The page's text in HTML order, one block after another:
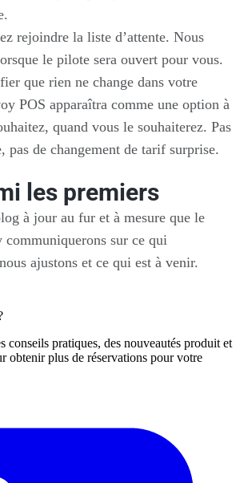
rejoindre la liste d’attente. Nous
le pilote sera ouvert pour vous.
que rien ne change dans votre
POS apparaîtra comme une option à
quand vous le souhaiterez. Pas
pas de changement de tarif surprise.
les premiers
à jour au fur et à mesure que le
communiquerons sur ce qui
ajustons et ce qui est à venir.
conseils pratiques, des nouveautés produit et
obtenir plus de réservations pour votre